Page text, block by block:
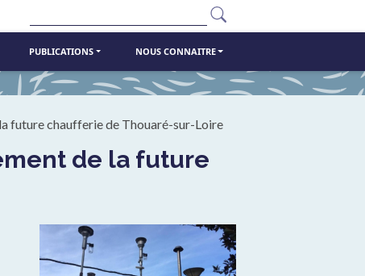
PUBLICATIONS NOUS CONNAITRE
future chaufferie de Thouaré-sur-Loire